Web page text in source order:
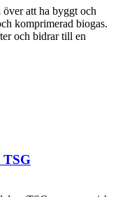
att ha byggt och
komprimerad biogas.
och bidrar till en
TSG